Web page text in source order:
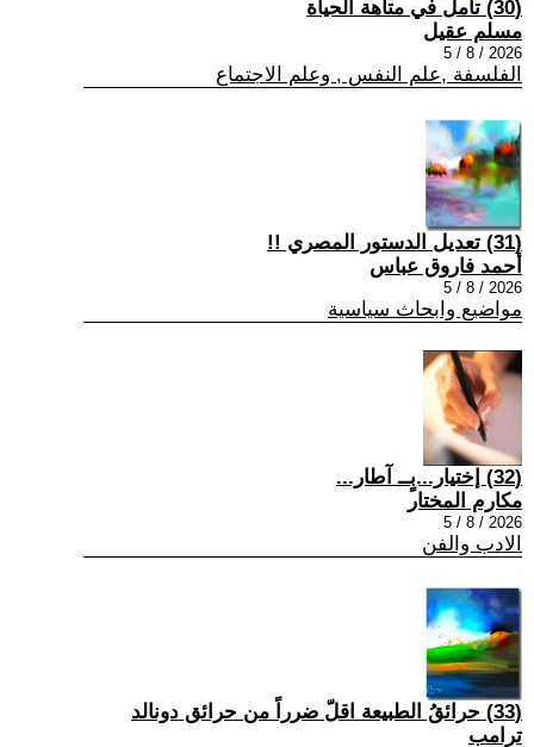
(30) تأمل في متاهة الحياة
مسلم عقيل
2026 / 8 / 5
الفلسفة ,علم النفس , وعلم الاجتماع
(31) تعديل الدستور المصري !!
أحمد فاروق عباس
2026 / 8 / 5
مواضيع وابحاث سياسية
(32) إختيار...بٍــ آطار...
مكارم المختار
2026 / 8 / 5
الادب والفن
(33) حرائقُ الطبيعة اقلّ ضرراً من حرائق دونالد
ترامب